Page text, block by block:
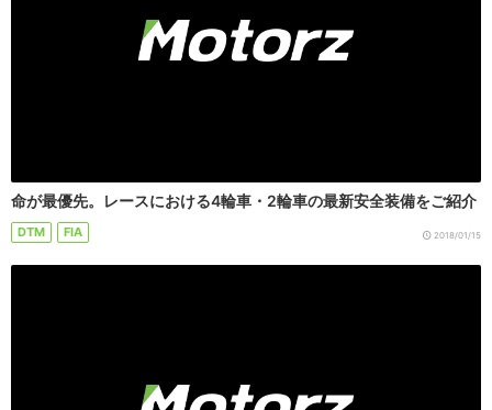
命が最優先。レースにおける4輪車・2輪車の最新安全装備をご紹介
DTM FIA 2018/01/15